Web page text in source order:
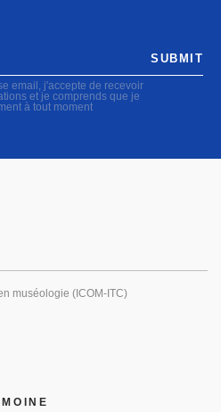
email, j'accepte de recevoir
et je comprends que je
à tout moment
SUBMIT
muséologie (ICOM-ITC)